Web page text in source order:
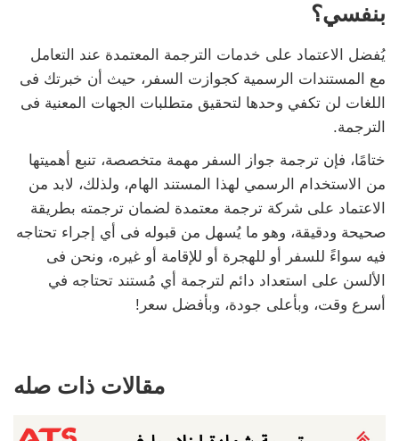
بنفسي؟
يُفضل الاعتماد على خدمات الترجمة المعتمدة عند التعامل
مع المستندات الرسمية كجوازت السفر، حيث أن خبرتك فى
اللغات لن تكفي وحدها لتحقيق متطلبات الجهات المعنية فى
الترجمة.
ختامًا، فإن ترجمة جواز السفر مهمة متخصصة، تنبع أهميتها
من الاستخدام الرسمي لهذا المستند الهام، ولذلك، لابد من
الاعتماد على شركة ترجمة معتمدة لضمان ترجمته بطريقة
صحيحة ودقيقة، وهو ما يُسهل من قبوله فى أي إجراء تحتاجه
فيه سواءً للسفر أو للهجرة أو للإقامة أو غيره، ونحن فى
الألسن على استعداد دائم لترجمة أي مُستند تحتاجه في
أسرع وقت، وبأعلى جودة، وبأفضل سعر!
مقالات ذات صله